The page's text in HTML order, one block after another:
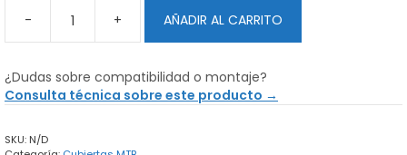
-
Maxxis
High
II
-
+ AÑADIR AL CARRITO
¿Dudas sobre compatibilidad o montaje?
Consulta técnica sobre este producto →
SKU: N/D